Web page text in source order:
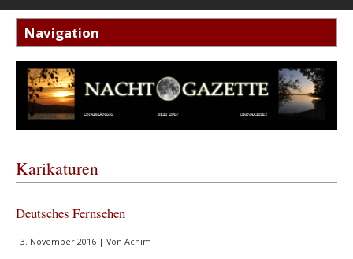
Karikaturen
Deutsches Fernsehen
3. November 2016 | Von Achim